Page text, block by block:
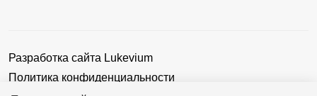
Разработка сайта Lukevium
Политика конфиденциальности